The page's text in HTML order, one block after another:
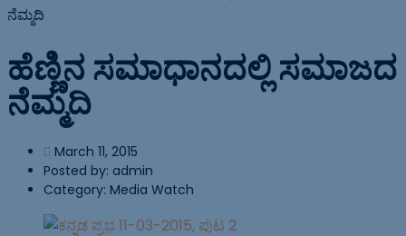
ನೆಮ್ಮದಿ
ಹೆಣ್ಣಿನ ಸಮಾಧಾನದಲ್ಲಿ ಸಮಾಜದ
ನೆಮ್ಮದಿ
March 11, 2015
Posted by: admin
Category: Media Watch